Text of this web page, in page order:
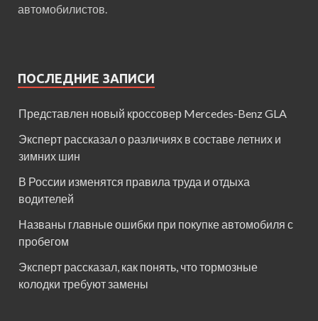
автомобилистов.
ПОСЛЕДНИЕ ЗАПИСИ
Представлен новый кроссовер Mercedes-Benz GLA
Эксперт рассказал о различиях в составе летних и
зимних шин
В России изменятся правила труда и отдыха
водителей
Названы главные ошибки при покупке автомобиля с
пробегом
Эксперт рассказал, как понять, что тормозные
колодки требуют замены